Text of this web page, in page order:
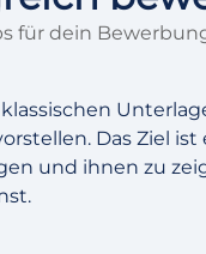
für dein
Das Ziel
und ihnen zu